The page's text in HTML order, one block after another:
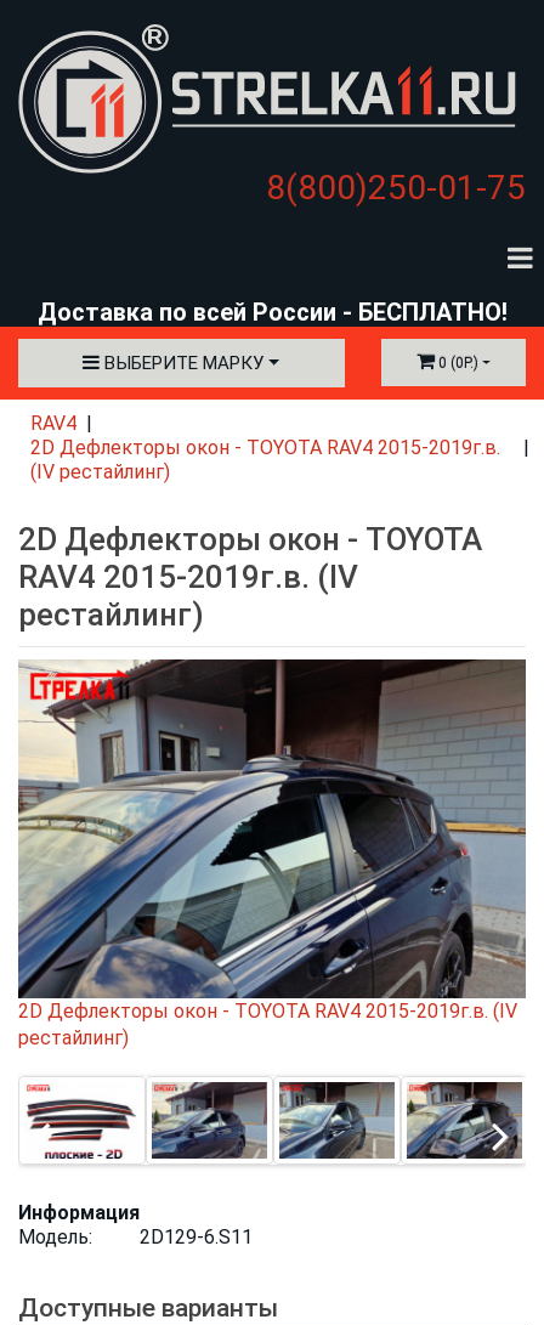
8(800)250-01-75
Доставка по всей России - БЕСПЛАТНО!
ВЫБЕРИТЕ МАРКУ 0 (0Р.)
RAV4
2D Дефлекторы окон - TOYOTA RAV4 2015-2019г.в.
(IV рестайлинг)
2D Дефлекторы окон - TOYOTA
RAV4 2015-2019г.в. (IV
рестайлинг)
2D Дефлекторы окон - TOYOTA RAV4 2015-2019г.в. (IV
рестайлинг)
Информация
Модель:
2D129-6.S11
Доступные варианты